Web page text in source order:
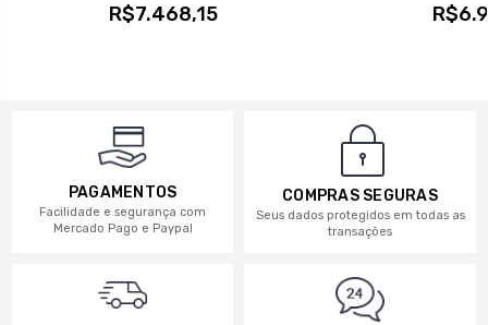
R$7.468,15
PAGAMENTOS
Facilidade e segurança com
Mercado Pago e Paypal
COMPRAS SEGURAS
Seus dados protegidos em todas as
transações